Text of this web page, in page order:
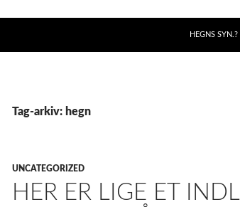
HEGNS SYN.?
Tag-arkiv: hegn
UNCATEGORIZED
HER ER LIGE ET